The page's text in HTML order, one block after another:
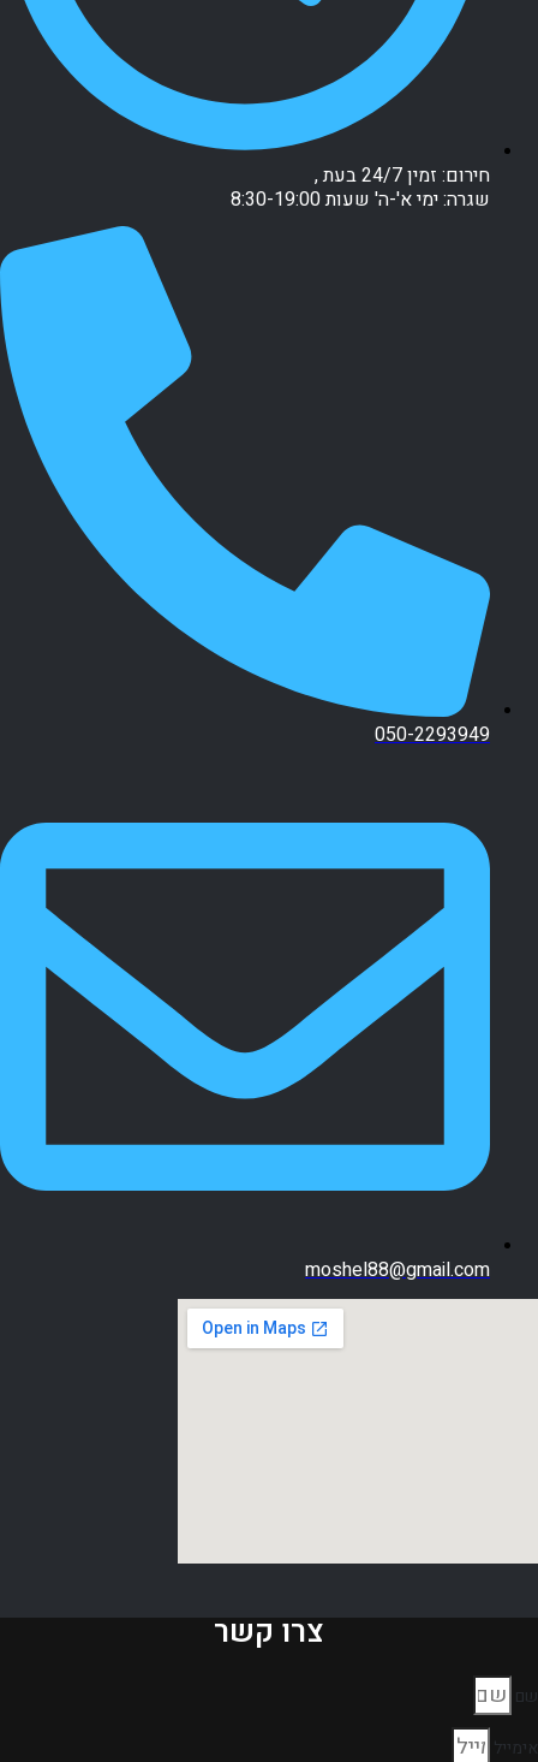
חירום: זמין 24/7 בעת ,
שגרה: ימי א'-ה' שעות 8:30-19:00
050-2293949
moshel88@gmail.com
צרו קשר
שם
אימייל